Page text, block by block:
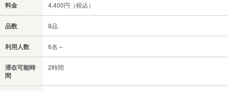
料金 4,400円（税込）
品数 8品
利用人数 6名～
滞在可能時
間
2時間